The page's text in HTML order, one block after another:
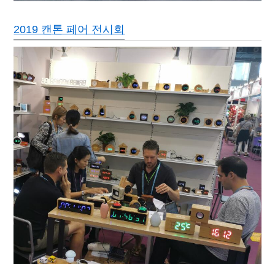
2019 캔톤 페어 전시회